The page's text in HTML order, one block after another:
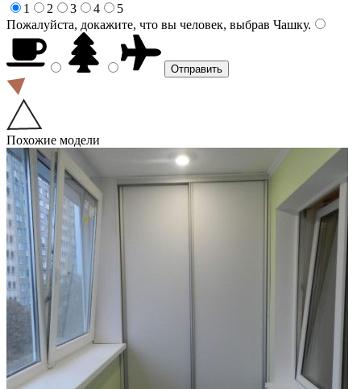
1
2 3 4
5
Пожалуйста, докажите, что вы человек, выбрав Чашку.
Похожие модели